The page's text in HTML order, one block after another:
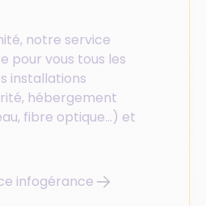
notre service
pour vous tous les
installations
hébergement
fibre optique…) et
infogérance